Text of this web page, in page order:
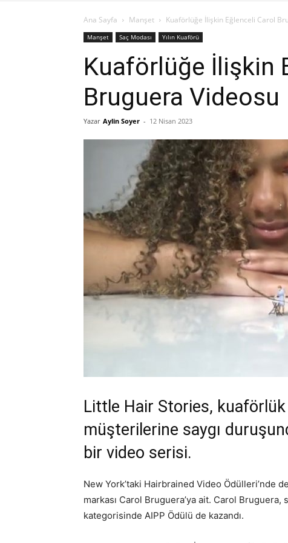
Ana Sayfa Manşet Kuaförlüğe İlişkin Eğlenceli Carol
Manşet Saç Modası Yılın Kuaförü
Kuaförlüğe İlişkin
Bruguera Videosu
Yazar Aylin Soyer - 12 Nisan 2023
Little Hair Stories,
müşterilerine saygı
bir video serisi.
New York’taki Hairbrained Video Ödülleri’nde
markası Carol Bruguera’ya ait. Carol
kategorisinde AIPP Ödülü de kazandı.